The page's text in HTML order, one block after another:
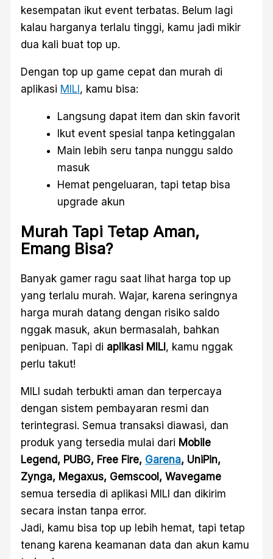
kesempatan ikut event terbatas. Belum lagi
kalau harganya terlalu tinggi, kamu jadi mikir
dua kali buat top up.
Dengan top up game cepat dan murah di
aplikasi MILI, kamu bisa:
Langsung dapat item dan skin favorit
Ikut event spesial tanpa ketinggalan
Main lebih seru tanpa nunggu saldo
masuk
Hemat pengeluaran, tapi tetap bisa
upgrade akun
Murah Tapi Tetap Aman,
Emang Bisa?
Banyak gamer ragu saat lihat harga top up
yang terlalu murah. Wajar, karena seringnya
harga murah datang dengan risiko saldo
nggak masuk, akun bermasalah, bahkan
penipuan. Tapi di aplikasi MILI, kamu nggak
perlu takut!
MILI sudah terbukti aman dan terpercaya
dengan sistem pembayaran resmi dan
terintegrasi. Semua transaksi diawasi, dan
produk yang tersedia mulai dari Mobile
Legend, PUBG, Free Fire, Garena, UniPin,
Zynga, Megaxus, Gemscool, Wavegame
semua tersedia di aplikasi MILI dan dikirim
secara instan tanpa error.
Jadi, kamu bisa top up lebih hemat, tapi tetap
tenang karena keamanan data dan akun kamu